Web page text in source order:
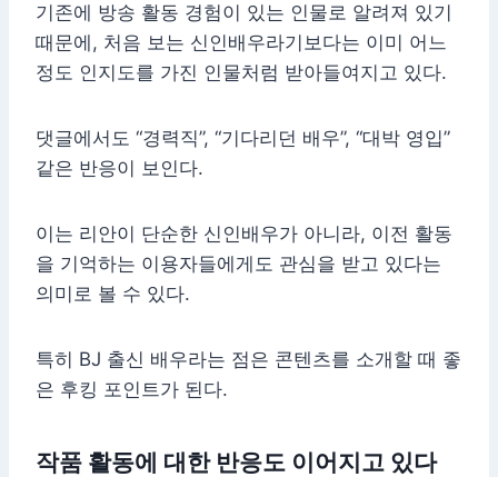
기존에 방송 활동 경험이 있는 인물로 알려져 있기
때문에, 처음 보는 신인배우라기보다는 이미 어느
정도 인지도를 가진 인물처럼 받아들여지고 있다.
댓글에서도 “경력직”, “기다리던 배우”, “대박 영입”
같은 반응이 보인다.
이는 리안이 단순한 신인배우가 아니라, 이전 활동
을 기억하는 이용자들에게도 관심을 받고 있다는
의미로 볼 수 있다.
특히 BJ 출신 배우라는 점은 콘텐츠를 소개할 때 좋
은 후킹 포인트가 된다.
작품 활동에 대한 반응도 이어지고 있다